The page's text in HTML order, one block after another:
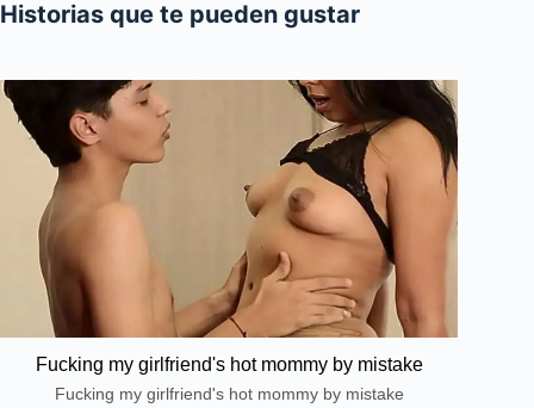
Historias que te pueden gustar
Fucking my girlfriend's hot mommy by mistake
Fucking my girlfriend's hot mommy by mistake